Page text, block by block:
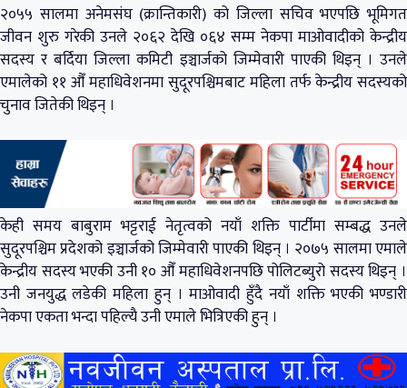
२०५५ सालमा अनेमसंघ (क्रान्तिकारी) को जिल्ला सचिव भएपछि भूमिगत
जीवन शुरु गरेकी उनले २०६२ देखि ०६४ सम्म नेकपा माओवादीको केन्द्रीय
सदस्य र बर्दिया जिल्ला कमिटी इञ्चार्जको जिम्मेवारी पाएकी थिइन् । उनले
एमालेको ११ औँ महाधिवेशनमा सुदूरपश्चिमबाट महिला तर्फ केन्द्रीय सदस्यको
चुनाव जितेकी थिइन् ।
केही समय बाबुराम भट्टराई नेतृत्वको नयाँ शक्ति पार्टीमा सम्बद्ध उनले
सुदूरपश्चिम प्रदेशको इञ्चार्जको जिम्मेवारी पाएकी थिइन् । २०७५ सालमा एमाले
केन्द्रीय सदस्य भएकी उनी १० औँ महाधिवेशनपछि पोलिटब्युरो सदस्य थिइन् ।
उनी जनयुद्ध लडेकी महिला हुन् । माओवादी हुँदै नयाँ शक्ति भएकी भण्डारी
नेकपा एकता भन्दा पहिल्यै उनी एमाले भित्रिएकी हुन् ।